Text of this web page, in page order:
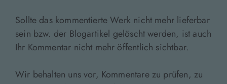
Sollte das kommentierte Werk nicht mehr lieferbar
sein bzw. der Blogartikel gelöscht werden, ist auch
Ihr Kommentar nicht mehr öffentlich sichtbar.
Wir behalten uns vor, Kommentare zu prüfen, zu